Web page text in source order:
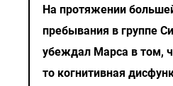
На протяжении
пребывания в группе
убеждал Марса в том,
то когнитивная